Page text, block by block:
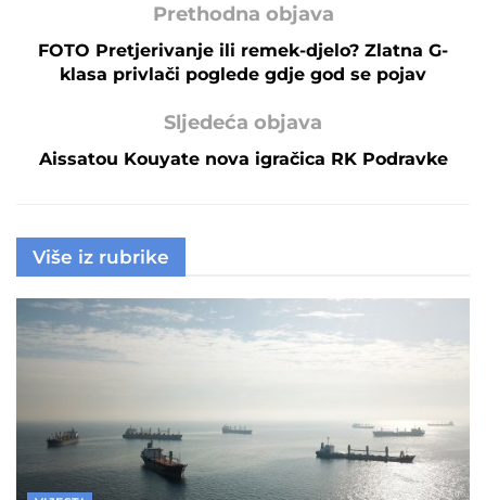
Prethodna objava
FOTO Pretjerivanje ili remek-djelo? Zlatna G-
klasa privlači poglede gdje god se pojav
Sljedeća objava
Aissatou Kouyate nova igračica RK Podravke
Više iz rubrike